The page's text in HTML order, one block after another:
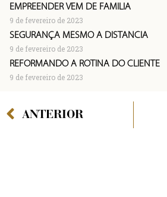
EMPREENDER VEM DE FAMÍLIA
9 de fevereiro de 2023
SEGURANÇA MESMO À DISTÂNCIA
9 de fevereiro de 2023
REFORMANDO A ROTINA DO CLIENTE
9 de fevereiro de 2023
ANTERIOR